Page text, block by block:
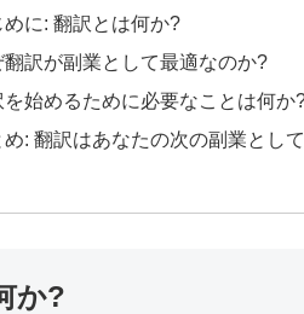
めに: 翻訳とは何か?
翻訳が副業として最適なのか?
を始めるために必要なことは何か
め: 翻訳はあなたの次の副業とし
か?